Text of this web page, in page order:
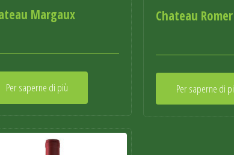
Margaux
Per saperne di più
Chateau Romer
Per saperne di